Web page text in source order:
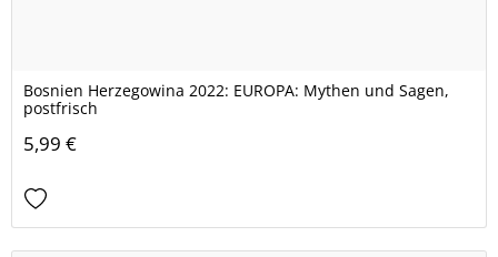
Bosnien Herzegowina 2022: EUROPA: Mythen und Sagen,
postfrisch
5,99 €